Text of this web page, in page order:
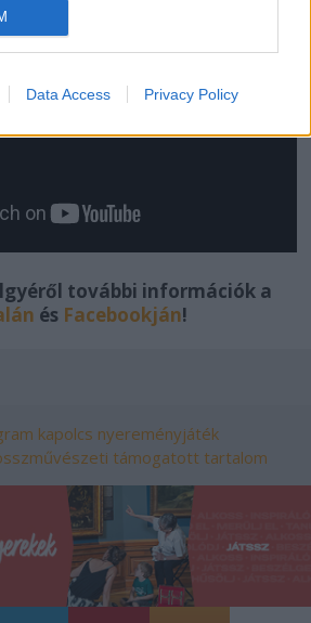
Data Access Privacy Policy
további információk a
és Facebookján!
kapolcs nyereményjáték
támogatott tartalom